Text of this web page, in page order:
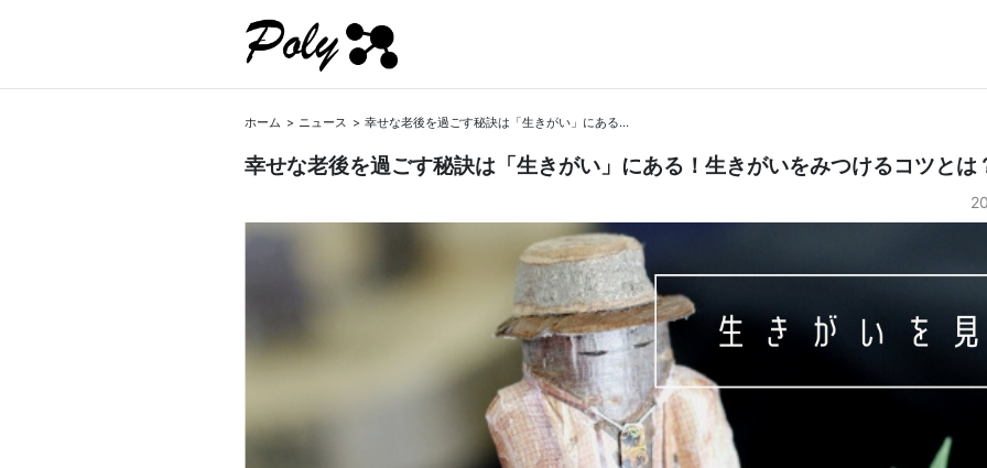
ホーム ニュース 幸せな老後を過ごす秘訣は「生きがい」にある！生きがいをみつけるコツとは？
幸せな老後を過ごす秘訣は「生きがい」にある！生きがいをみつけるコツとは